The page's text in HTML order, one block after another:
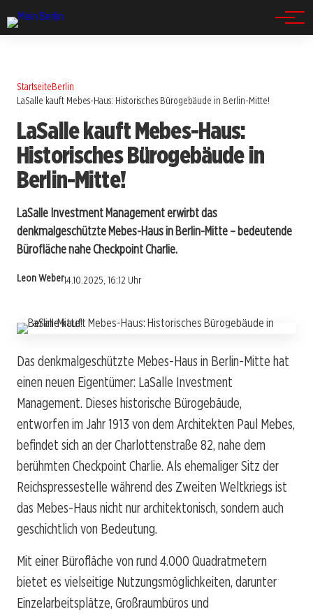
StartseiteBerlin
LaSalle kauft Mebes-Haus: Historisches Bürogebäude in Berlin-Mitte!
LaSalle kauft Mebes-Haus:
Historisches Bürogebäude in
Berlin-Mitte!
LaSalle Investment Management erwirbt das
denkmalgeschützte Mebes-Haus in Berlin-Mitte – bedeutende
Bürofläche nahe Checkpoint Charlie.
Leon Weber14.10.2025, 16:12 Uhr
Das denkmalgeschützte Mebes-Haus in Berlin-Mitte hat
einen neuen Eigentümer: LaSalle Investment
Management. Dieses historische Bürogebäude,
entworfen im Jahr 1913 von dem Architekten Paul Mebes,
befindet sich an der Charlottenstraße 82, nahe dem
berühmten Checkpoint Charlie. Als ehemaliger Sitz der
Reichspressestelle während des Zweiten Weltkriegs ist
das Mebes-Haus nicht nur architektonisch, sondern auch
geschichtlich von Bedeutung.
Mit einer Bürofläche von rund 4.000 Quadratmetern
bietet es vielseitige Nutzungsmöglichkeiten, darunter
Einzelarbeitsplätze, Großraumbüros und